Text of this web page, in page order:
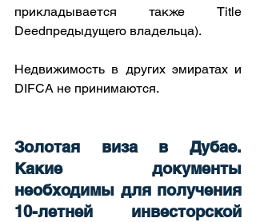
прикладывается также Title
Deedпредыдущего владельца).
Недвижимость в других эмиратах и
DIFCA не принимаются.
Золотая виза в Дубае.
Какие документы
необходимы для получения
10-летней инвесторской